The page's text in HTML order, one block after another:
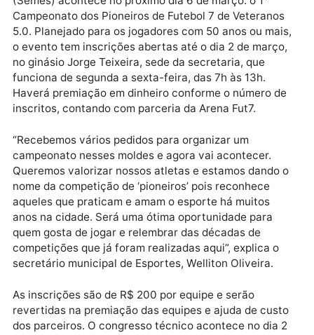
Publicidade
Uma das diversas competições que estão sendo
organizadas pela Secretaria Municipal de Esportes
(Semes) acontece no próximo dia 6 de março: o 1°
Campeonato dos Pioneiros de Futebol 7 de
5.0. Planejado para os jogadores com 50 anos ou
o evento tem inscrições abertas até o dia 2 de
no ginásio Jorge Teixeira, sede da secretaria, que
funciona de segunda a sexta-feira, das 7h às 13h.
Haverá premiação em dinheiro conforme o número
inscritos, contando com parceria da Arena Fut7.
“Recebemos vários pedidos para organizar um
campeonato nesses moldes e agora vai acontecer.
Queremos valorizar nossos atletas e estamos dando
nome da competição de ‘pioneiros’ pois reconhece
aqueles que praticam e amam o esporte há muitos
anos na cidade. Será uma ótima oportunidade para